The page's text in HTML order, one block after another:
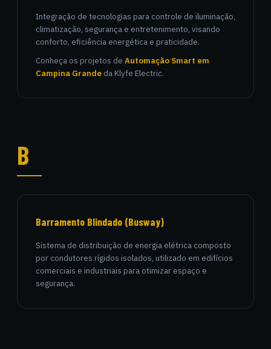
Integração de tecnologias para controle de iluminação,
climatização, segurança e entretenimento, visando
conforto, eficiência energética e praticidade.
Conheça os projetos de Automação Smart em
Campina Grande da Klyfe Electric.
B
Barramento Blindado (Busway)
Sistema de distribuição de energia elétrica composto
por condutores rígidos isolados, utilizado em edifícios
comerciais e industriais para otimizar espaço e
segurança.